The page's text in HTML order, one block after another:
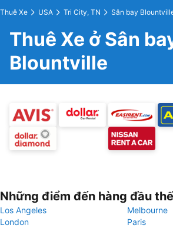
Thuê Xe USA Tri City, TN Sân bay
Thuê Xe ở Sân
Blountville
Những điểm đến hàng đầu
Los Angeles
Melbourne
London
Paris